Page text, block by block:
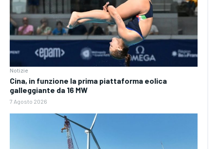
Notizie
Cina, in funzione la prima piattaforma eolica
galleggiante da 16 MW
7 Agosto 2026